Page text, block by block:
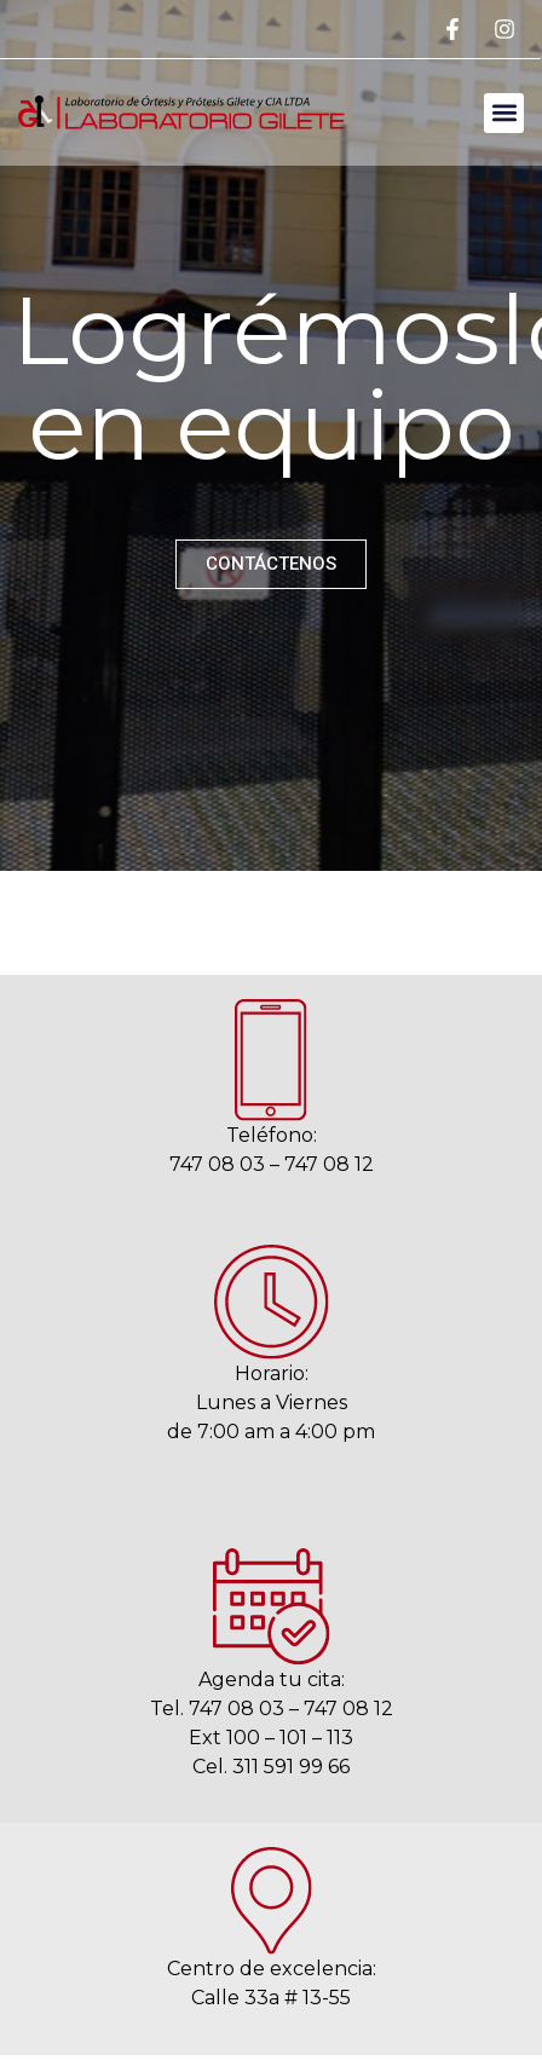
en equipo
CONTÁCTENOS
Teléfono:
747 08 03 – 747 08 12
Horario:
Lunes a Viernes
de 7:00 am a 4:00 pm
Agenda tu cita:
Tel. 747 08 03 – 747 08 12
Ext 100 – 101 – 113
Cel. 311 591 99 66
Centro de excelencia:
Calle 33a # 13-55